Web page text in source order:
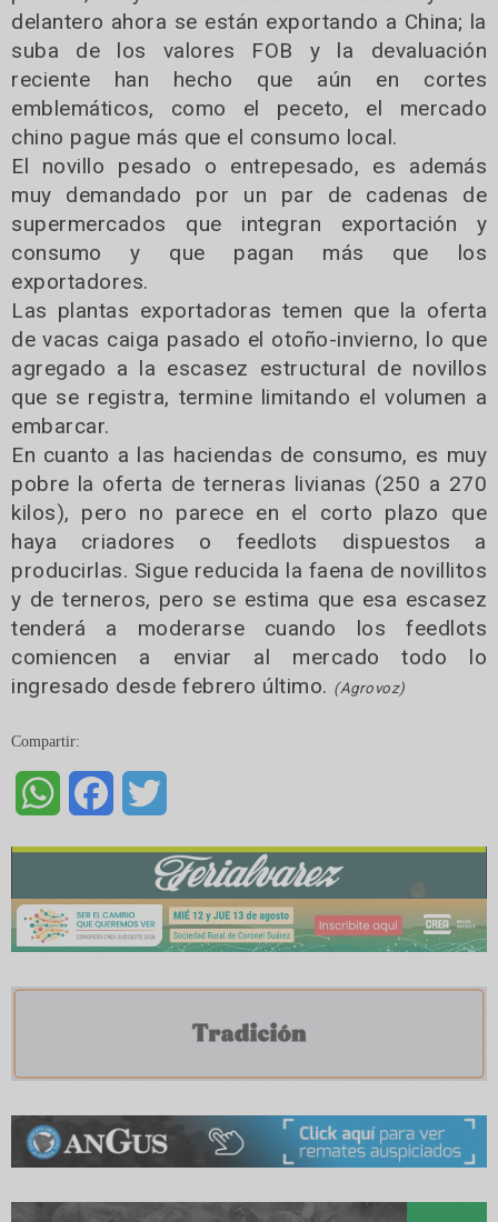
delantero ahora se están exportando a China; la
suba de los valores FOB y la devaluación
reciente han hecho que aún en cortes
emblemáticos, como el peceto, el mercado
chino pague más que el consumo local.
El novillo pesado o entrepesado, es además
muy demandado por un par de cadenas de
supermercados que integran exportación y
consumo y que pagan más que los
exportadores.
Las plantas exportadoras temen que la oferta
de vacas caiga pasado el otoño-invierno, lo que
agregado a la escasez estructural de novillos
que se registra, termine limitando el volumen a
embarcar.
En cuanto a las haciendas de consumo, es muy
pobre la oferta de terneras livianas (250 a 270
kilos), pero no parece en el corto plazo que
haya criadores o feedlots dispuestos a
producirlas. Sigue reducida la faena de novillitos
y de terneros, pero se estima que esa escasez
tenderá a moderarse cuando los feedlots
comiencen a enviar al mercado todo lo
ingresado desde febrero último. (Agrovoz)
Compartir:
WhatsAppFacebook